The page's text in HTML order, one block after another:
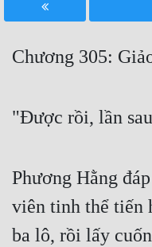
Hậu Cung
Truyện Dịch
Xa Lộ Dịch
Chương 305:
"Được rồi, lần
Phương Hằng
viên tinh thể tiến
ba lô, rồi lấy